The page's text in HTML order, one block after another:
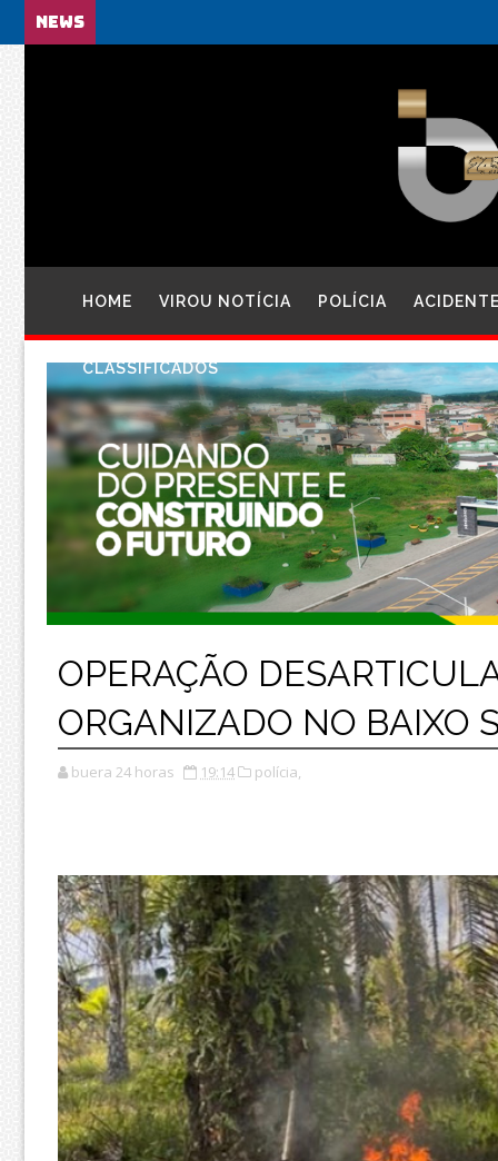
NEWS
HOME VIROU NOTÍCIA POLÍCIA
CLASSIFICADOS
OPERAÇÃO
ORGANIZADO NO BAIXO
buera 24 horas 19:14 polícia,